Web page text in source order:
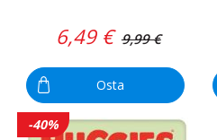
6,49 € 9,99 €
Osta
-40%